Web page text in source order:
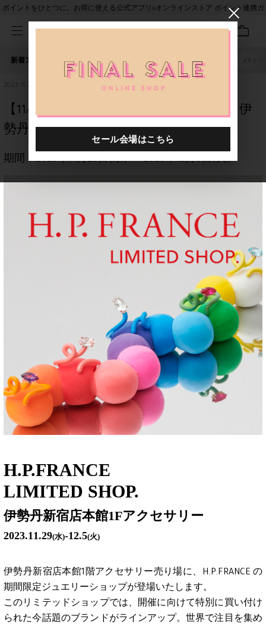
ポイントをひとつに。お得に使える公式アプリ×オンラインストア ポイント連携ガ
新着アイテム 人気ワード セール 40th限定 バッグ
2023.11.28
【11/29～12/5】H.P.FRANCE LIMITED SHOP 伊
勢丹新宿店本館1Fアクセサリー
期間：2023年11月29日(水)〜2023年12月5日(火)
H.P.FRANCE
LIMITED SHOP.
伊勢丹新宿店本館1Fアクセサリー
2023.11.29(水)-12.5(火)
伊勢丹新宿店本館1階アクセサリー売り場に、H.P.FRANCE の
期間限定ジュエリーショップが登場いたします。
このリミテッドショップでは、開催に向けて特別に買い付け
られた今話題のブランドがラインアップ。世界で注目を集め